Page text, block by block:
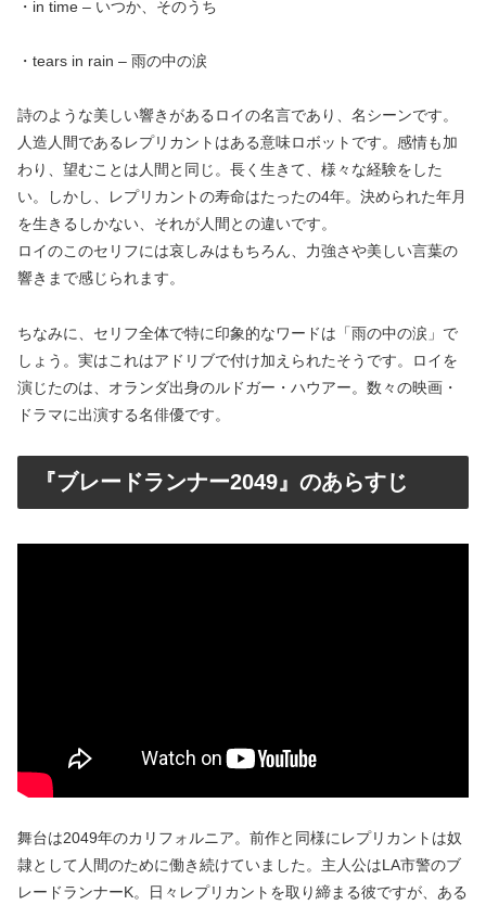
・in time – いつか、そのうち
・tears in rain – 雨の中の涙
詩のような美しい響きがあるロイの名言であり、名シーンです。
人造人間であるレプリカントはある意味ロボットです。感情も加
わり、望むことは人間と同じ。長く生きて、様々な経験をした
い。しかし、レプリカントの寿命はたったの4年。決められた年月
を生きるしかない、それが人間との違いです。
ロイのこのセリフには哀しみはもちろん、力強さや美しい言葉の
響きまで感じられます。
ちなみに、セリフ全体で特に印象的なワードは「雨の中の涙」で
しょう。実はこれはアドリブで付け加えられたそうです。ロイを
演じたのは、オランダ出身のルドガー・ハウアー。数々の映画・
ドラマに出演する名俳優です。
『ブレードランナー2049』のあらすじ
舞台は2049年のカリフォルニア。前作と同様にレプリカントは奴
隷として人間のために働き続けていました。主人公はLA市警のブ
レードランナーK。日々レプリカントを取り締まる彼ですが、ある